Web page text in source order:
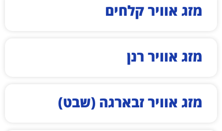
מזג אוויר קלחים
מזג אוויר רנן
מזג אוויר זבארגה (שבט)